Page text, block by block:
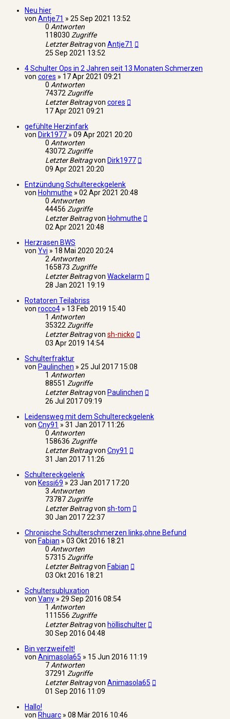
Neu hier
von Antje71 » 25 Sep 2021 13:52
0 Antworten
118030 Zugriffe
Letzter Beitragvon Antje71
25 Sep 2021 13:52
4 Schulter Ops in 2 Jahren seit 13 Monaten Schmerzen
von cores » 17 Apr 2021 09:21
0 Antworten
74372Zugriffe
Letzter Beitragvon cores
17 Apr 2021 09:21
gefühlte Herzinfark
von Dirk1977 » 09 Apr 2021 20:20
0 Antworten
43072Zugriffe
Letzter Beitragvon Dirk1977
09 Apr 2021 20:20
Entzündung Schultereckgelenk
von Hohmuthe » 02 Apr 2021 20:48
0 Antworten
44456 Zugriffe
Letzter Beitragvon Hohmuthe
02 Apr 2021 20:48
Herzrasen BWS
von Yvi » 18 Mai 2020 20:24
2Antworten
165873 Zugriffe
Letzter Beitragvon Wackelarm
28 Jan 2021 19:19
Rotatoren Teilabriss
von rocco4 » 13 Feb 2019 15:40
1 Antworten
35322Zugriffe
Letzter Beitragvon sh-nicko
03 Apr 2019 14:54
Schulterfraktur
von Paulinchen » 25 Jul 2017 15:08
1 Antworten
88551 Zugriffe
Letzter Beitragvon Paulinchen
26 Jul 2017 09:19
Leidensweg mit dem Schultereckgelenk
von Cny91 » 31 Jan 2017 11:26
0 Antworten
158636 Zugriffe
Letzter Beitragvon Cny91
31 Jan 2017 11:26
Schultereckgelenk
von Kessi69 » 23 Jan 2017 17:20
3 Antworten
73787Zugriffe
Letzter Beitragvon sh-tom
30 Jan 2017 22:37
Chronische Schulterschmerzen links,ohne Befund
von Fabian » 03 Okt 2016 18:21
0 Antworten
57315 Zugriffe
Letzter Beitragvon Fabian
03 Okt 2016 18:21
Schultersubluxation
von Vany » 29 Sep 2016 08:54
1 Antworten
111556 Zugriffe
Letzter Beitragvon höllischulter
30 Sep 2016 04:48
Bin verzweifelt!
von Animasola65 » 15 Jun 2016 11:19
7Antworten
37291 Zugriffe
Letzter Beitragvon Animasola65
01 Sep 2016 11:09
Hallo!
von Rhuarc » 08 Mär 2016 10:46